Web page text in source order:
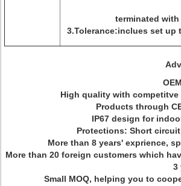
terminated with
3.Tolerance:inclues set up
High quality with
Products through
IP67 design for
Protections: Short
More than 8 years' exprience,
More than 20 foreign customers which
3
Small MOQ, helping you to